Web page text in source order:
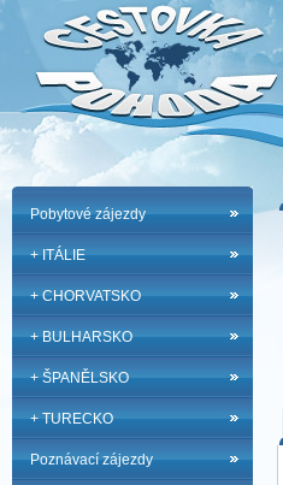
Pobytové zájezdy
+ ITÁLIE
+ CHORVATSKO
+ BULHARSKO
+ ŠPANĚLSKO
+ TURECKO
Poznávací zájezdy